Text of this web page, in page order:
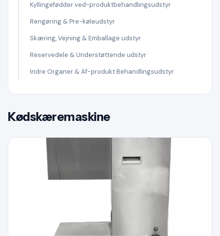
Kyllingefødder ved-produktbehandlingsudstyr
Rengøring & Pre-køleudstyr
Skæring, Vejning & Emballage udstyr
Reservedele & Understøttende udstyr
Indre Organer & Af-produkt Behandlingsudstyr
Kødskæremaskine